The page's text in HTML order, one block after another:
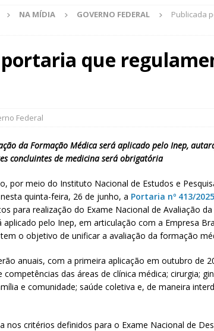
NA MÍDIA GOVERNO FEDERAL
Publicada
que
Federal
da Formação Médica será aplicado pelo Inep,
concluintes de medicina será obrigatória
por meio do Instituto Nacional de Estudos e
quinta-feira, 26 de junho, a Portaria nº 413/2025
para realização do Exame Nacional de Avaliação
aplicado pelo Inep, em articulação com a Empresa
o objetivo de unificar a avaliação da formação
anuais, com a primeira aplicação em outubro de
competências das áreas de clínica médica; cirurgia;
e comunidade; saúde coletiva e, de maneira
nos critérios definidos para o Exame Nacional de